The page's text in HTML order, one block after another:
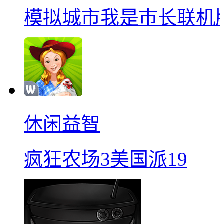
模拟城市我是巿长联机
休闲益智
疯狂农场3美国派19